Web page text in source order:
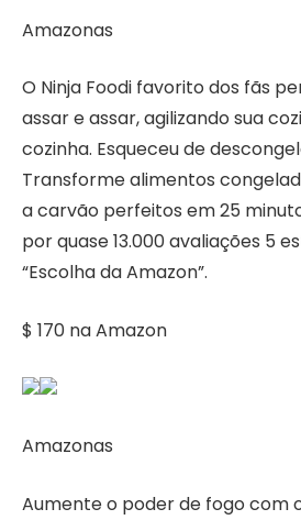
Amazonas
O Ninja Foodi favorito dos fãs
assar e assar, agilizando sua
cozinha. Esqueceu de
Transforme alimentos
a carvão perfeitos em 25
por quase 13.000 avaliações 5
“Escolha da Amazon”.
$ 170 na Amazon
Amazonas
Aumente o poder de fogo com o